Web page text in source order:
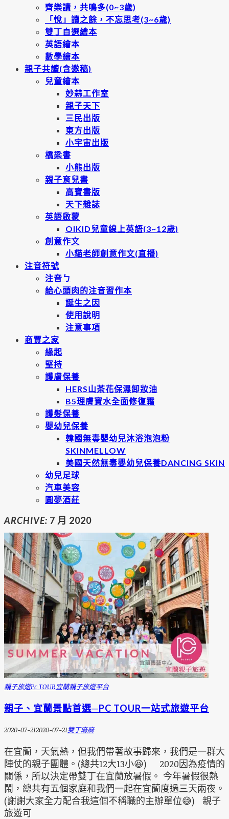
齊樂讀，共鳴多(0~3歲)
「悅」讀之餘，不忘思考(3~6歲)
雙丁自選繪本
英語繪本
數學繪本
親子共讀(含邀稿)
兒童繪本
妙蒜工作室
親子天下
三民出版
東方出版
小宇宙出版
橋梁書
小熊出版
親子育兒書
高寶書版
天下雜誌
英語啟蒙
OIKID兒童線上英語(3~12歲)
創意作文
小貓老師創意作文(直播)
注音符號
注音ㄅ
給心頭肉的注音習作本
誕生之因
使用說明
注意事項
商賈之家
緣起
堅持
護膚保養
HERS山茶花保濕卸妝油
B5理膚寶水全面修復霜
護髮保養
嬰幼兒保養
韓國無毒嬰幼兒沐浴泡泡粉
SKINMELLOW
美國天然無毒嬰幼兒保養DANCING SKIN
幼兒足球
汽車美容
圓夢酒莊
ARCHIVE: 7 月 2020
親子旅遊Pc TOUR宜蘭親子旅遊平台
親子、宜蘭景點首選─PC TOUR一站式旅遊平台
2020-07-212020-07-21雙丁麻麻
在宜蘭，天氣熱，但我們帶著故事歸來，我們是一群大
陣仗的親子團體。(總共12大13小😆) 2020因為疫情的
關係，所以決定帶雙丁在宜蘭放暑假。 今年暑假很熱
鬧，總共有五個家庭和我們一起在宜蘭度過三天兩夜。
(謝謝大家全力配合我這個不稱職的主辦單位😅) 親子
旅遊可